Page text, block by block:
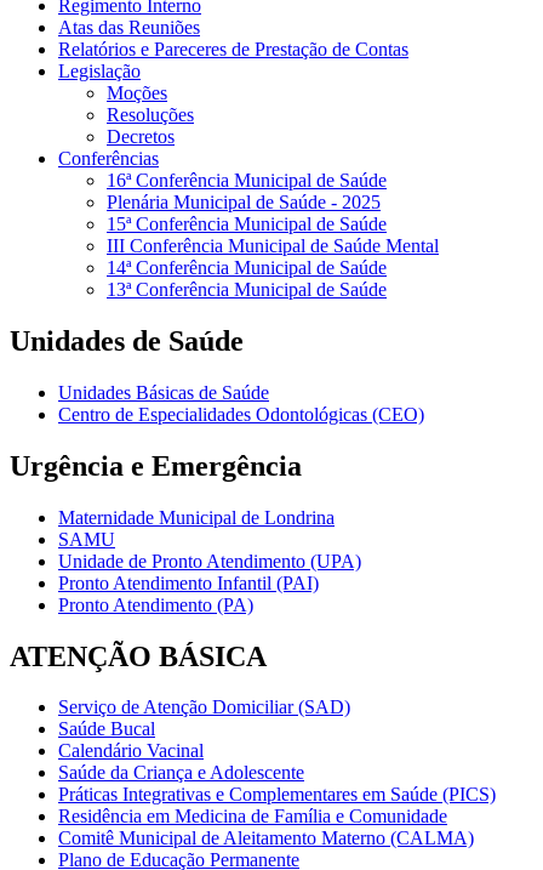
Regimento Interno
Atas das Reuniões
Relatórios e Pareceres de Prestação de Contas
Legislação
Moções
Resoluções
Decretos
Conferências
16ª Conferência Municipal de Saúde
Plenária Municipal de Saúde - 2025
15ª Conferência Municipal de Saúde
III Conferência Municipal de Saúde Mental
14ª Conferência Municipal de Saúde
13ª Conferência Municipal de Saúde
Unidades de Saúde
Unidades Básicas de Saúde
Centro de Especialidades Odontológicas (CEO)
Urgência e Emergência
Maternidade Municipal de Londrina
SAMU
Unidade de Pronto Atendimento (UPA)
Pronto Atendimento Infantil (PAI)
Pronto Atendimento (PA)
ATENÇÃO BÁSICA
Serviço de Atenção Domiciliar (SAD)
Saúde Bucal
Calendário Vacinal
Saúde da Criança e Adolescente
Práticas Integrativas e Complementares em Saúde (PICS)
Residência em Medicina de Família e Comunidade
Comitê Municipal de Aleitamento Materno (CALMA)
Plano de Educação Permanente